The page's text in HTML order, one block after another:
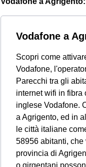
Vodafone a
Scopri come
Vodafone,
Parecchi tra gli
internet wifi in fibra
inglese Vodafone.
a Agrigento, ed in
le città italiane
58956 abitanti,
provincia di
o girgentani